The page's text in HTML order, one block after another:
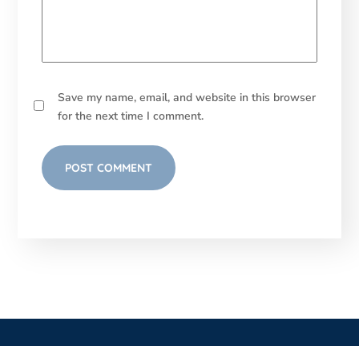
Save my name, email, and website in this browser
for the next time I comment.